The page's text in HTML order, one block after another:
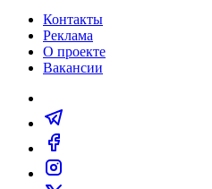
Контакты
Реклама
О проекте
Вакансии